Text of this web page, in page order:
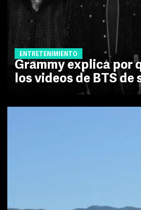
ENTRETENIMIENTO
Grammy explica por
los videos de BTS de